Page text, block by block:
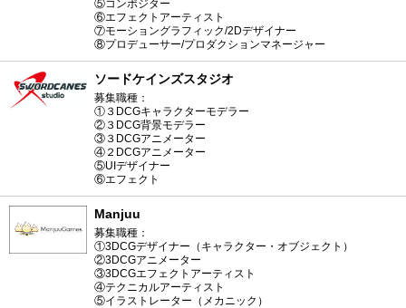
⑤コンポジター
⑥エフェクトアーティスト
⑦モーショングラフィック/2Dデザイナー
⑧プロデューサー/プロダクションマネージャー
ソードケインズスタジオ
募集職種：
①３DCGキャラクターモデラー
②３DCG背景モデラー
③３DCGアニメーター
④２DCGアニメーター
⑤UIデザイナー
⑥エフェクト
Manjuu
募集職種：
①3DCGデザイナー（キャラクター・オブジェクト）
②3DCGアニメーター
③3DCGエフェクトアーティスト
④テクニカルアーティスト
⑤イラストレーター（メカニック）